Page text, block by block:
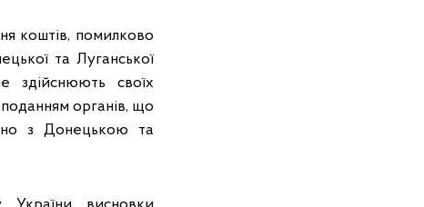
коштів, помилково
та Луганської
здійснюють своїх
органів, що
з Донецькою та